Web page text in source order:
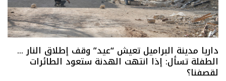
داريا مدينة البراميل تعيش “عيد” وقف إطلاق النار ...
الطفلة تسأل: إذا انتهت الهدنة ستعود الطائرات
لقصفنا؟